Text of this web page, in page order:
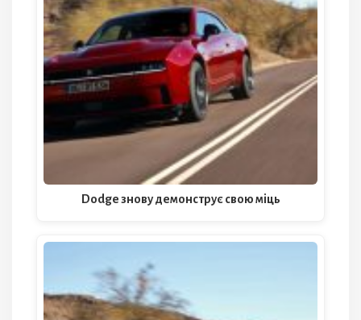
Dodge знову демонструє свою міць